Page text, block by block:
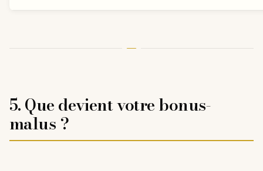
5. Que devient votre bonus-
malus ?